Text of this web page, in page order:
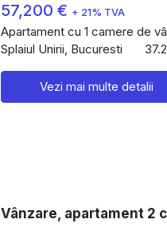
57,200 € + 21% TVA
Apartament cu 1 camere de
Splaiul Unirii, Bucuresti
Vezi mai multe detalii
Vânzare, apartament 2